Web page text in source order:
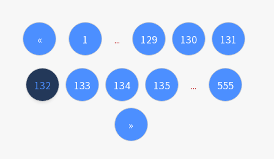
« 1 ... 129 130 131
132 133 134 135 ... 555
»